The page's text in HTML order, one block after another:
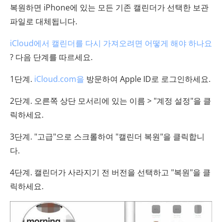
복원하면 iPhone에 있는 모든 기존 캘린더가 선택한 보관
파일로 대체됩니다.
iCloud에서 캘린더를 다시 가져오려면 어떻게 해야 하나요
? 다음 단계를 따르세요.
1단계. iCloud.com을 방문하여 Apple ID로 로그인하세요.
2단계. 오른쪽 상단 모서리에 있는 이름 > "계정 설정"을 클
릭하세요.
3단계. "고급"으로 스크롤하여 "캘린더 복원"을 클릭합니
다.
4단계. 캘린더가 사라지기 전 버전을 선택하고 "복원"을 클
릭하세요.